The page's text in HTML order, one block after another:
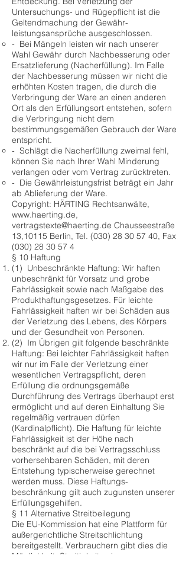
Untersuchungs- und Rügepflicht ist die
Geltendmachung der Gewähr-
leistungsansprüche ausgeschlossen.
- Bei Mängeln leisten wir nach unserer
Wahl Gewähr durch Nachbesserung oder
Ersatzlieferung (Nacherfüllung). Im Falle
der Nachbesserung müssen wir nicht die
erhöhten Kosten tragen, die durch die
Verbringung der Ware an einen anderen
Ort als den Erfüllungsort entstehen, sofern
die Verbringung nicht dem
bestimmungsgemäßen Gebrauch der Ware
entspricht.
- Schlägt die Nacherfüllung zweimal fehl,
können Sie nach Ihrer Wahl Minderung
verlangen oder vom Vertrag zurücktreten.
- Die Gewährleistungsfrist beträgt ein Jahr
ab Ablieferung der Ware.
Copyright: HÄRTING Rechtsanwälte,
www.haerting.de,
vertragstexte@haerting.de Chausseestraße
13,10115 Berlin, Tel. (030) 28 30 57 40, Fax
(030) 28 30 57 4
§ 10 Haftung
(1) Unbeschränkte Haftung: Wir haften
unbeschränkt für Vorsatz und grobe
Fahrlässigkeit sowie nach Maßgabe des
Produkthaftungsgesetzes. Für leichte
Fahrlässigkeit haften wir bei Schäden aus
der Verletzung des Lebens, des Körpers
und der Gesundheit von Personen.
(2) Im Übrigen gilt folgende beschränkte
Haftung: Bei leichter Fahrlässigkeit haften
wir nur im Falle der Verletzung einer
wesentlichen Vertragspflicht, deren
Erfüllung die ordnungsgemäße
Durchführung des Vertrags überhaupt erst
ermöglicht und auf deren Einhaltung Sie
regelmäßig vertrauen dürfen
(Kardinalpflicht). Die Haftung für leichte
Fahrlässigkeit ist der Höhe nach
beschränkt auf die bei Vertragsschluss
vorhersehbaren Schäden, mit deren
Entstehung typischerweise gerechnet
werden muss. Diese Haftungs-
beschränkung gilt auch zugunsten unserer
Erfüllungsgehilfen.
§ 11 Alternative Streitbeilegung
Die EU-Kommission hat eine Plattform für
außergerichtliche Streitschlichtung
bereitgestellt. Verbrauchern gibt dies die
Möglichkeit, Streitigkeiten im